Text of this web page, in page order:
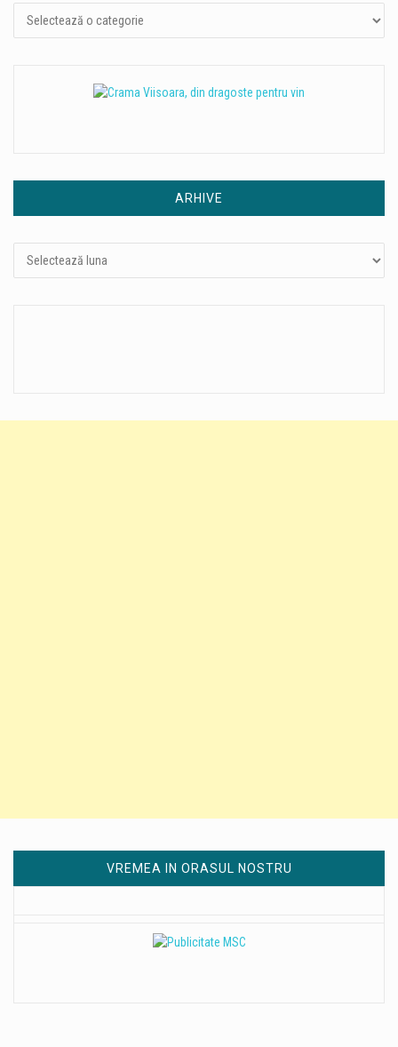
ARHIVE
VREMEA IN ORASUL NOSTRU